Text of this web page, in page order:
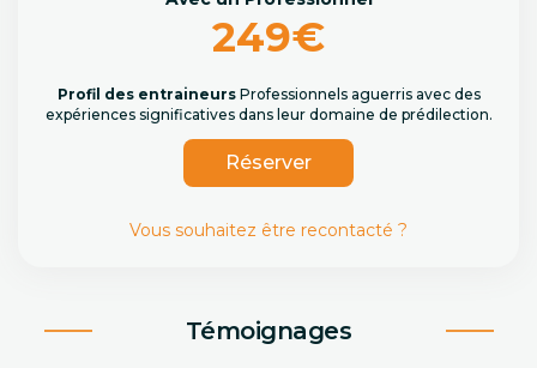
249€
Profil des entraineursProfessionnels aguerris avec des
expériences significatives dans leur domaine de prédilection.
Réserver
Vous souhaitez être recontacté ?
Témoignages